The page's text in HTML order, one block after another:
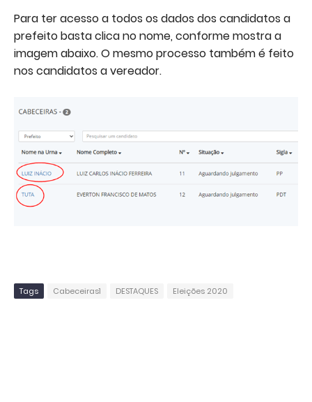
Para ter acesso a todos os dados dos candidatos a
prefeito basta clica no nome, conforme mostra a
imagem abaixo. O mesmo processo também é feito
nos candidatos a vereador.
Tags Cabeceiras1 DESTAQUES Eleições 2020